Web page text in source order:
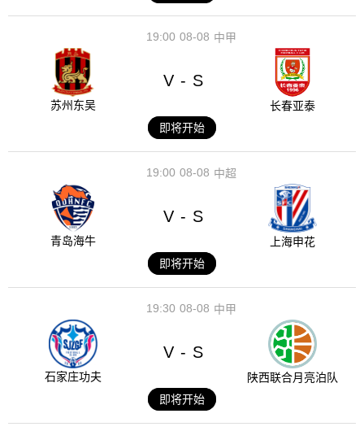
08-08
19:00 中甲
苏州东吴
V - S
长春亚泰
即将开始
08-08
19:00 中超
青岛海牛
V - S
上海申花
即将开始
08-08
19:30 中甲
石家庄功夫
V - S
陕西联合月亮泊队
即将开始